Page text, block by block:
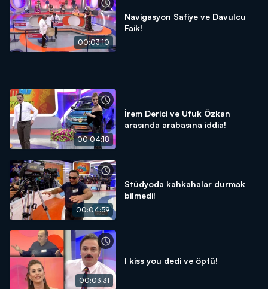
00:03:10
Navigasyon Safiye ve Davulcu
Faik!
00:04:18
İrem Derici ve Ufuk Özkan
arasında arabasına iddia!
00:04:59
Stüdyoda kahkahalar durmak
bilmedi!
00:03:31
I kiss you dedi ve öptü!